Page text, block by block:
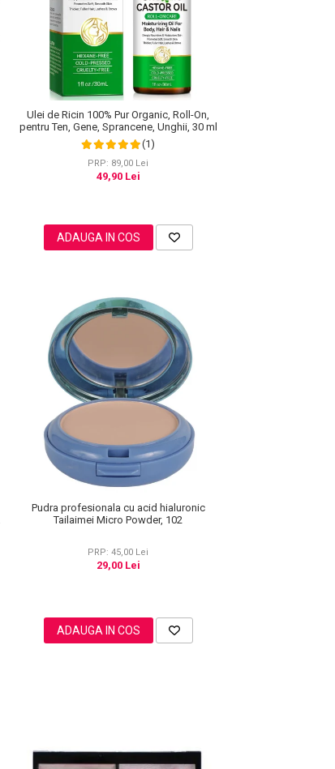
Ulei de Ricin 100% Pur Organic, Roll-On,
pentru Ten, Gene, Sprancene, Unghii, 30 ml
(1)
PRP: 89,00 Lei
49,90 Lei
ADAUGA IN COS
Pudra profesionala cu acid hialuronic
Tailaimei Micro Powder, 102
PRP: 45,00 Lei
29,00 Lei
ADAUGA IN COS